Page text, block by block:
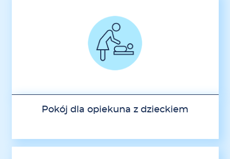
Pokój dla opiekuna z dzieckiem